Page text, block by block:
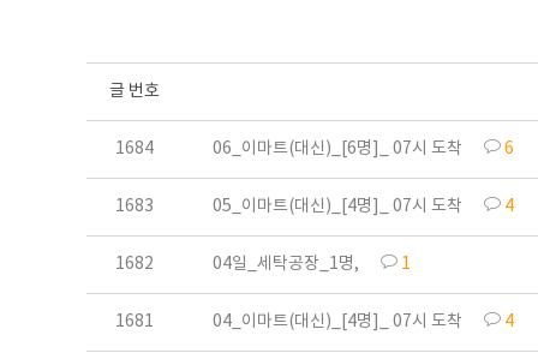
글 번호
1684 06_이마트(대신)_[6명]_ 07시 도착 6
1683 05_이마트(대신)_[4명]_ 07시 도착 4
1682 04일_세탁공장_1명, 1
1681 04_이마트(대신)_[4명]_ 07시 도착 4